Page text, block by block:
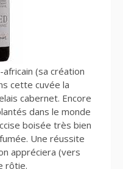
(sa création
cette cuvée la
cabernet. Encore
dans le monde
boisée très bien
Une réussite
appréciera (vers
rôtie.